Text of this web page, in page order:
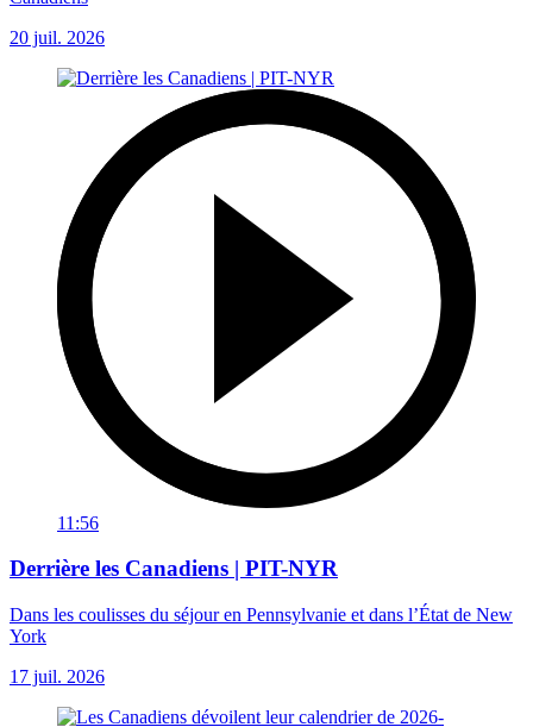
20 juil. 2026
11:56
Derrière les Canadiens | PIT-NYR
Dans les coulisses du séjour en Pennsylvanie et dans l’État de New
York
17 juil. 2026